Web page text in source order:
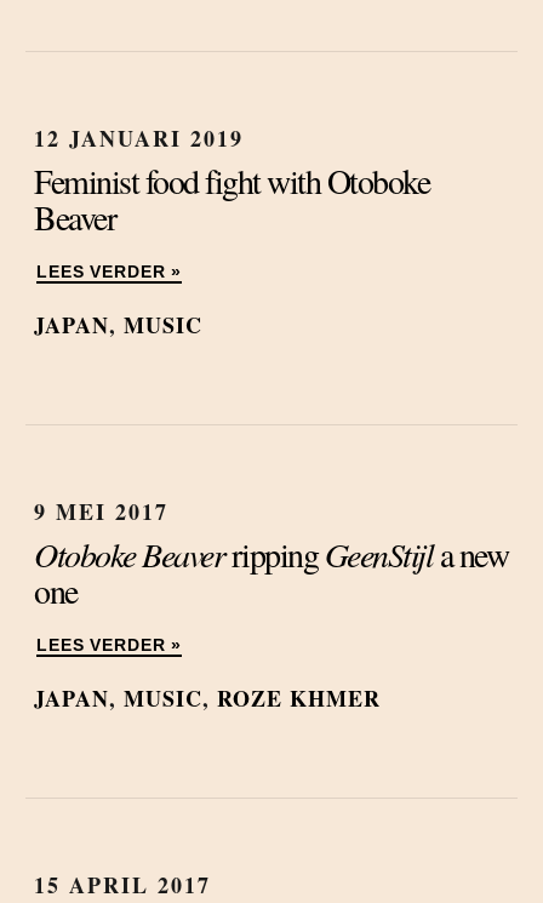
12 JANUARI 2019
Feminist food fight with Otoboke
Beaver
LEES VERDER »
JAPAN, MUSIC
9 MEI 2017
Otoboke BeaverrippingGeenStijla new
one
LEES VERDER »
JAPAN, MUSIC, ROZE KHMER
15 APRIL 2017